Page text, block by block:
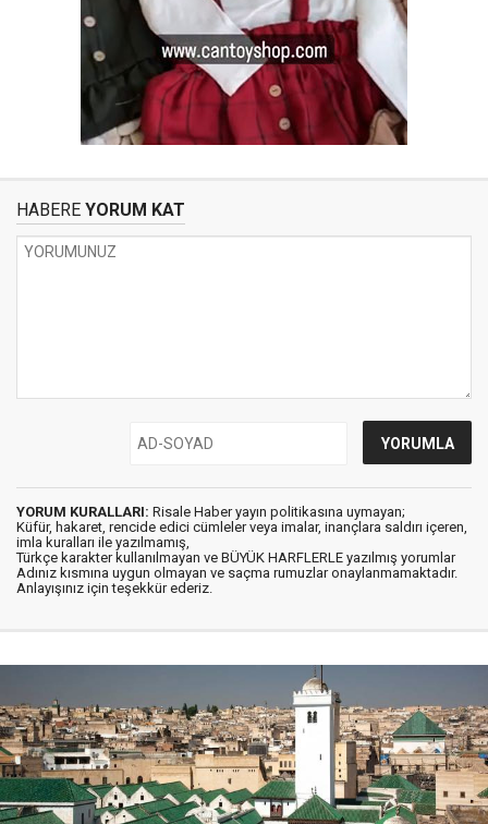
HABERE YORUM KAT
YORUM KURALLARI: Risale Haber yayın politikasına uymayan;
Küfür, hakaret, rencide edici cümleler veya imalar, inançlara saldırı içeren,
imla kuralları ile yazılmamış,
Türkçe karakter kullanılmayan ve BÜYÜK HARFLERLE yazılmış yorumlar
Adınız kısmına uygun olmayan ve saçma rumuzlar onaylanmamaktadır.
Anlayışınız için teşekkür ederiz.